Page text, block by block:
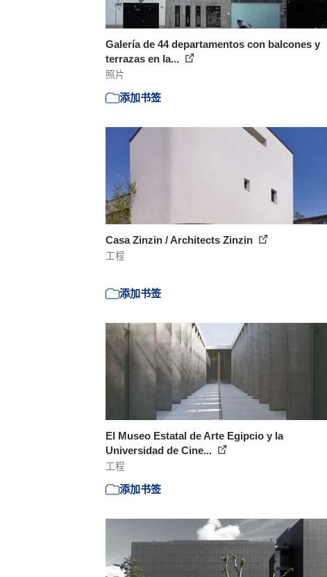
Galería de 44 departamentos con balcones y
terrazas en la...
照片
添加书签
Casa Zinzin / Architects Zinzin
工程
添加书签
El Museo Estatal de Arte Egipcio y la
Universidad de Cine...
工程
添加书签